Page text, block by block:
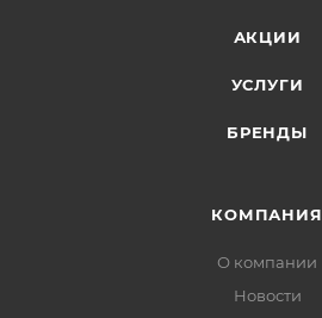
АКЦИИ
УСЛУГИ
БРЕНДЫ
КОМПАНИЯ
О компании
Новости